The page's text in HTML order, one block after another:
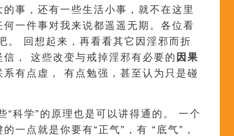
事，还有一些生活小事，就不在这里
一件事对我来说都遥遥无期。各位看
。 回想起来，再看看其它因淫邪而折
， 这些改变与戒掉淫邪有必要的 因果
有点虚， 有点勉强，甚至认为只是碰
科学”的原理也是可以讲得通的。 一个
一点就是你要有“正气”，有 “底气”，